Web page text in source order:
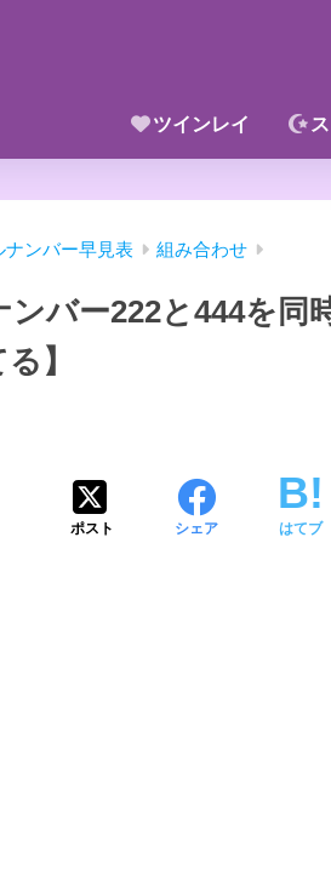
ツインレイ
ナンバー早見表 組み合わせ
ンバー222と444を同
】
ポスト シェア はてブ